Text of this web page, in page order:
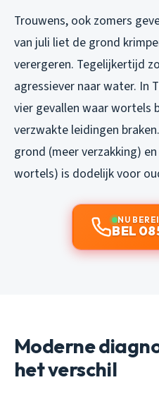
Trouwens, ook zomers
van juli liet de grond
verergeren. Tegelijkertijd
agressiever naar water. In
vier gevallen waar wortels
verzwakte leidingen
grond (meer verzakking)
wortels) is dodelijk voor
NU
BEL
Moderne
het verschil